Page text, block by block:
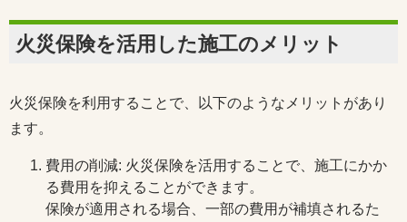
火災保険を活用した施工のメリット
火災保険を利用することで、以下のようなメリットがあり
ます。
費用の削減: 火災保険を活用することで、施工にかか
る費用を抑えることができます。
保険が適用される場合、一部の費用が補填されるた